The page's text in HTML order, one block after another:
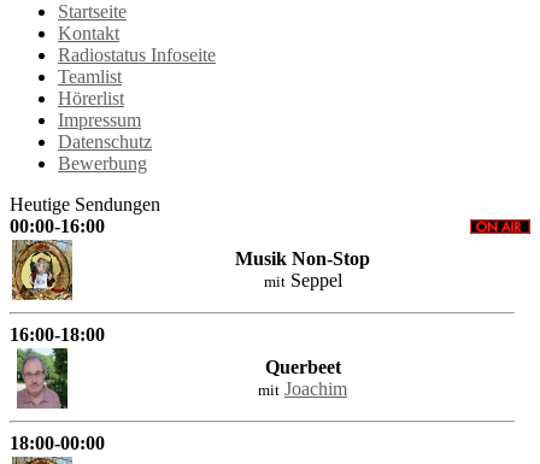
Startseite
Kontakt
Radiostatus Infoseite
Teamlist
Hörerlist
Impressum
Datenschutz
Bewerbung
Heutige Sendungen
00:00-16:00
Musik Non-Stop
mitSeppel
16:00-18:00
Querbeet
mit Joachim
18:00-00:00